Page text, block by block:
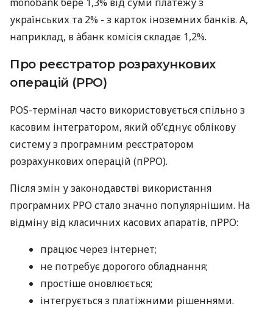
українських та 2% - з карток іноземних банків. А,
наприклад, в àбанк комісія складає 1,2%.
Про реєстратор розрахункових
операцій (РРО)
POS-термінал часто використовується спільно з
касовим інтегратором, який об’єднує облікову
систему з програмним реєстратором
розрахункових операцій (пРРО).
Після змін у законодавстві використання
програмних РРО стало значно популярнішим. На
відміну від класичних касових апаратів, пРРО:
працює через інтернет;
не потребує дорогого обладнання;
простіше оновлюється;
інтегрується з платіжними рішеннями.